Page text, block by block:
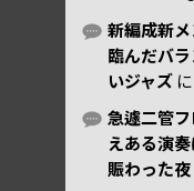
新編成新
臨んだバ
いジャズ に
急遽二管
えある演
賑わった夜